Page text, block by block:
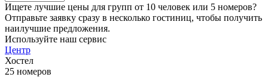
Ищете лучшие цены для групп от 10 человек или 5 номеров?
Отправьте заявку сразу в несколько гостиниц, чтобы получить
наилучшие предложения.
Используйте наш сервис
Центр
Хостел
25 номеров